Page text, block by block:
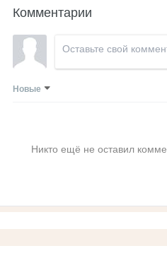
Комментарии
Новые
Никто ещё не оставил